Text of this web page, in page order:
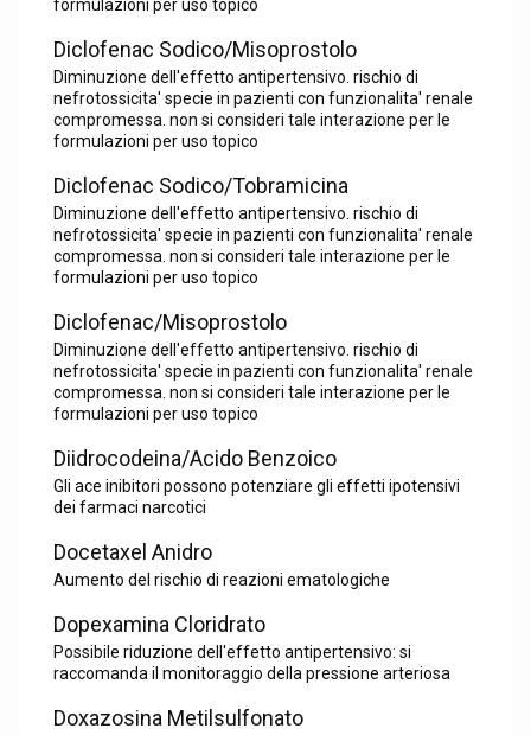
formulazioni per uso topico
Diclofenac Sodico/Misoprostolo
Diminuzione dell'effetto antipertensivo. rischio di
nefrotossicita' specie in pazienti con funzionalita' renale
compromessa. non si consideri tale interazione per le
formulazioni per uso topico
Diclofenac Sodico/Tobramicina
Diminuzione dell'effetto antipertensivo. rischio di
nefrotossicita' specie in pazienti con funzionalita' renale
compromessa. non si consideri tale interazione per le
formulazioni per uso topico
Diclofenac/Misoprostolo
Diminuzione dell'effetto antipertensivo. rischio di
nefrotossicita' specie in pazienti con funzionalita' renale
compromessa. non si consideri tale interazione per le
formulazioni per uso topico
Diidrocodeina/Acido Benzoico
Gli ace inibitori possono potenziare gli effetti ipotensivi
dei farmaci narcotici
Docetaxel Anidro
Aumento del rischio di reazioni ematologiche
Dopexamina Cloridrato
Possibile riduzione dell'effetto antipertensivo: si
raccomanda il monitoraggio della pressione arteriosa
Doxazosina Metilsulfonato